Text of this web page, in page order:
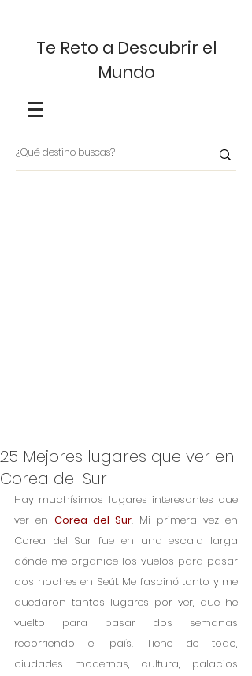
Te Reto a Descubrir el
Mundo
25 Mejores lugares que ver en
Corea del Sur
Hay muchísimos lugares interesantes que
ver en Corea del Sur. Mi primera vez en
Corea del Sur fue en una escala larga
dónde me organice los vuelos para pasar
dos noches en Seúl. Me fascinó tanto y me
quedaron tantos lugares por ver, que he
vuelto para pasar dos semanas
recorriendo el país. Tiene de todo,
ciudades modernas, cultura, palacios